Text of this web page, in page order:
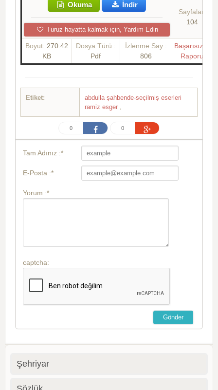
Okuma İndir
Turuz hayatta kalmak için, Yardım Edin
Sayfalar:
104
Boyut: 270.42
KB
Dosya Türü :
Pdf
İzlenme Say :
806
Başarısızlık
Raporu
Etiket:
abdulla şahbende-seçilmiş eserleri
ramiz esger ,
0 0
Tam Adınız :*
E-Posta :*
Yorum :*
captcha:
Şehriyar